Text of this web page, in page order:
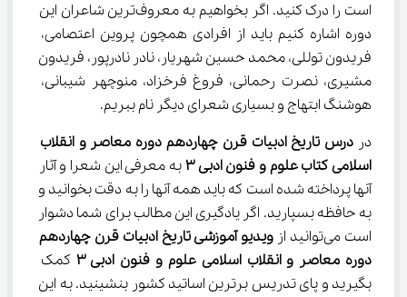
است را درک کنید. اگر بخواهیم به معروف‌ترین شاعران این
دوره اشاره کنیم باید از افرادی همچون پروین اعتصامی،
فریدون توللی، محمد حسین شهریار، نادر نادرپور، فریدون
مشیری، نصرت رحمانی، فروغ فرخزاد، منوچهر شیبانی،
هوشنگ ابتهاج و بسیاری شعرای دیگر نام ببریم.
در درس تاریخ ادبیات قرن چهاردهم دوره معاصر و انقلاب
اسلامی کتاب علوم و فنون ادبی ۳ به معرفی این شعرا و آثار
آنها پرداخته شده است که باید همه آنها را به دقت بخوانید و
به حافظه بسپارید. اگر یادگیری این مطالب برای شما دشوار
است می‌توانید از
ویدیو آموزشی تاریخ ادبیات قرن چهاردهم
دوره معاصر و انقلاب اسلامی علوم و فنون ادبی ۳ کمک
بگیرید و پای تدریس برترین اساتید کشور بنشینید. به این